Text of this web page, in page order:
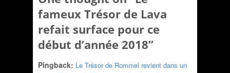
fameux Trésor de Lava
refait surface pour ce
début d’année 2018”
Pingback: Le Trésor de Rommel revient dans un